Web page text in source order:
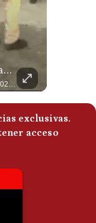
La Frontera Española Colapsa ¿Qué Está Pasando En Ceuta? | Gestión Mundo